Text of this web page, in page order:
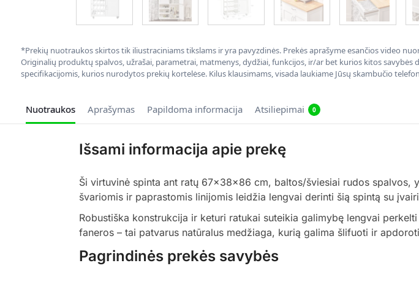
*Prekių nuotraukos skirtos tik iliustraciniams tikslams ir yra pavyzdinės. Prekės aprašyme esančios video
Originalių produktų spalvos, užrašai, parametrai, matmenys, dydžiai, funkcijos, ir/ar bet kurios kitos
specifikacijomis, kurios nurodytos prekių kortelėse. Kilus klausimams, visada laukiame Jūsų skambučio
Nuotraukos Aprašymas Papildoma informacija Atsiliepimai 0
Išsami informacija apie prekę
Ši virtuvinė spinta ant ratų 67x38x86 cm, baltos/šviesiai rudos spalvos,
švariomis ir paprastomis linijomis leidžia lengvai derinti šią spintą su
Robustiška konstrukcija ir keturi ratukai suteikia galimybę lengvai
faneros – tai patvarus natūralus medžiaga, kurią galima šlifuoti ir
Pagrindinės prekės savybės